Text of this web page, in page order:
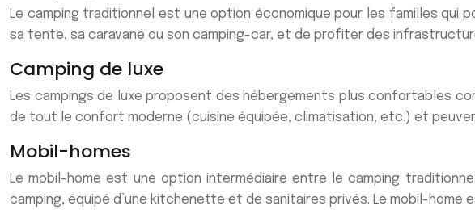
Le camping traditionnel est une option économique pour les familles qui
sa tente, sa caravane ou son camping-car, et de profiter des
Camping de luxe
Les campings de luxe proposent des hébergements plus confortables
de tout le confort moderne (cuisine équipée, climatisation, etc.) et
Mobil-homes
Le mobil-home est une option intermédiaire entre le camping
camping, équipé d’une kitchenette et de sanitaires privés. Le mobil-